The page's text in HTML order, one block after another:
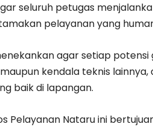
seluruh petugas
pelayanan yang
agar setiap
kendala teknis
baik di lapangan.
Pelayanan Nataru ini